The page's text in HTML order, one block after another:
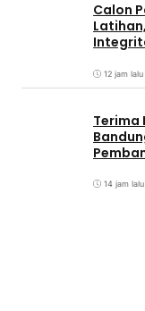
Calon
12 jam lalu
Terima
14 jam lalu